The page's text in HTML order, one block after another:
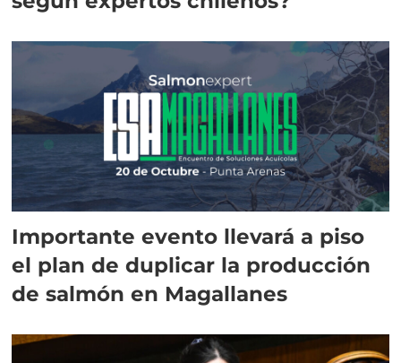
Importante evento llevará a piso
el plan de duplicar la producción
de salmón en Magallanes